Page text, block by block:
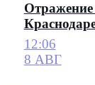
Отражение
12:06
8 АВГ